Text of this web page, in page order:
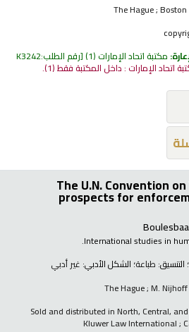
The Hague ;
مكتبة اتحاد الإمارات (1) رقم الطلب:K3242
اتحاد الإمارات : داخل المكتبة فقط(1).
The U.N. Convention
prospects for
International studies in
؛ التنسيق: طباعة؛ الشكل الأدبي: غير أدبي
The Hague ; M.
Sold and distributed in North, Central,
Kluwer Law International ;